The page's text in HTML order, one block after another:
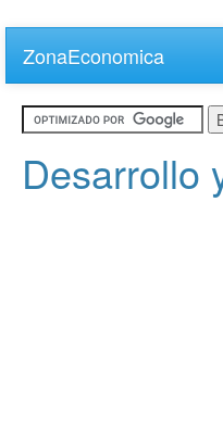
main
content
ZonaEconomica
Desarrollo